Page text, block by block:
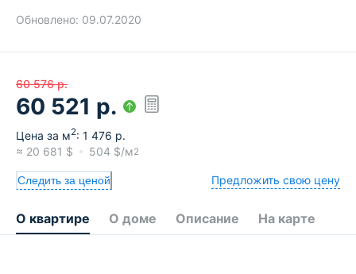
Обновлено: 09.07.2020
60 576 р.
60 521 р.
Цена за м2: 1 476 р.
≈ 20 681 $ 504 $/м2
Следить за ценой Предложить свою цену
О квартире О доме Описание На карте